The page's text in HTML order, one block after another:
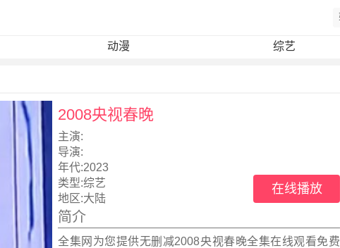
动漫 综艺
2008央视春晚
主演:
导演:
年代:2023
类型:综艺
地区:大陆
在线播放
简介
全集网为您提供无删减2008央视春晚全集在线观看免费